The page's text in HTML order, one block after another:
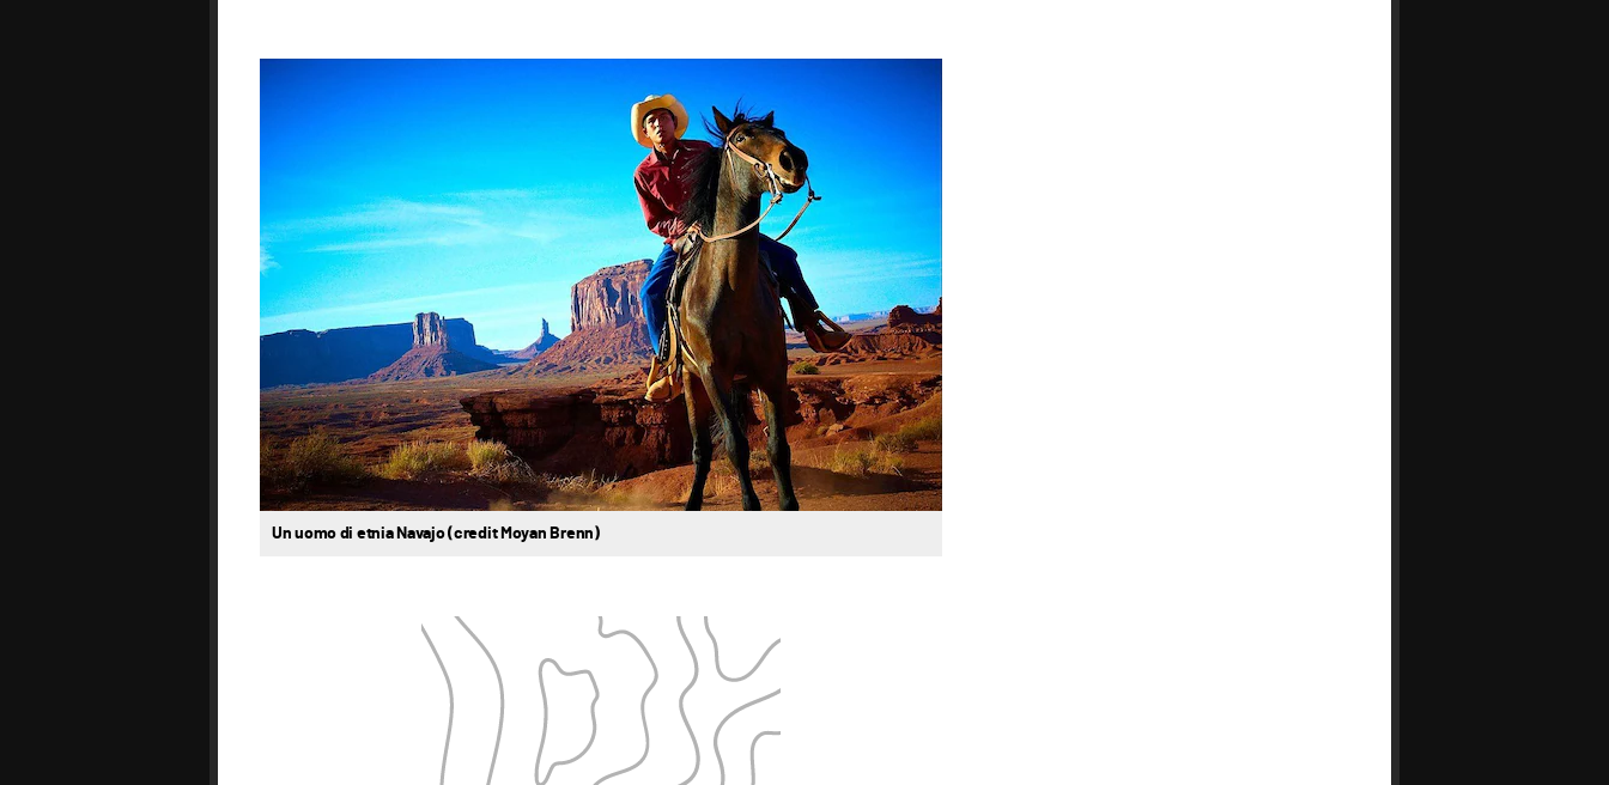
Un uomo di etnia Navajo (credit Moyan Brenn)